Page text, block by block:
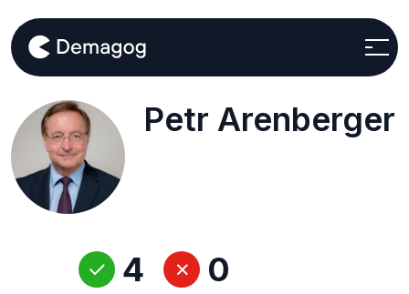
Petr Arenberger
4
0